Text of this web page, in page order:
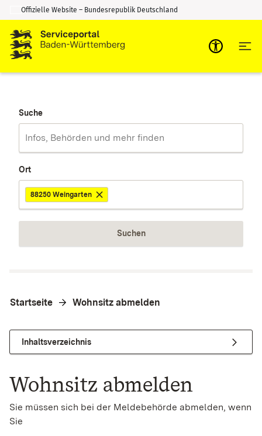
Zum Inhalt springen
Zur Suche springen
Offizielle Website – Bundesrepublik Deutschland
Suche
Ort
88250 Weingarten
Suchen
Startseite Wohnsitz abmelden
Inhaltsverzeichnis
Wohnsitz abmelden
Sie müssen sich bei der Meldebehörde abmelden, wenn
Sie